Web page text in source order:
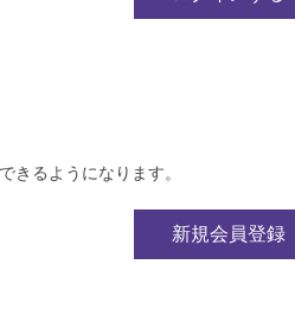
きるようになります。